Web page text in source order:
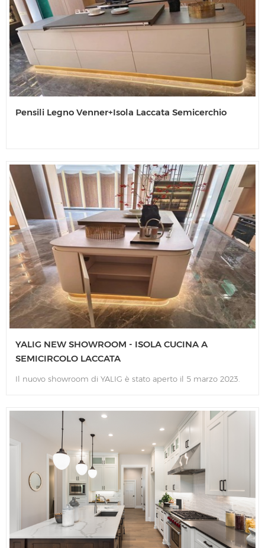
Pensili Legno Venner+Isola Laccata Semicerchio
YALIG NEW SHOWROOM - ISOLA CUCINA A
SEMICIRCOLO LACCATA
Il nuovo showroom di YALIG è stato aperto il 5 marzo 2023.
minimalista. Come puoi vedere nella foto, questa è
un'elegante isola centrale della cucina che utilizza la finitura
laccata ansimante sui pannelli delle ante. Forma
semicircolare su ogni angolo. Con questo design, gli angoli
non saranno facili da colpire la testa e le ginocchia dei tuoi
bambini. Ed è circondato da luci a LED a luce calda sul fondo,
comodamente per aprire e trovare cose nell'armadietto
dell'isola. Il piano di lavoro dell'isola utilizziamo pietra
sinterizzata di alta qualità, sulla parte superiore abbiamo un